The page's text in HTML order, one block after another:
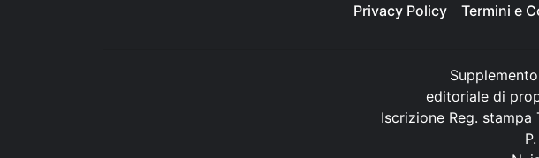
Privacy Policy Termini e
editoriale di
Iscrizione Reg. stampa